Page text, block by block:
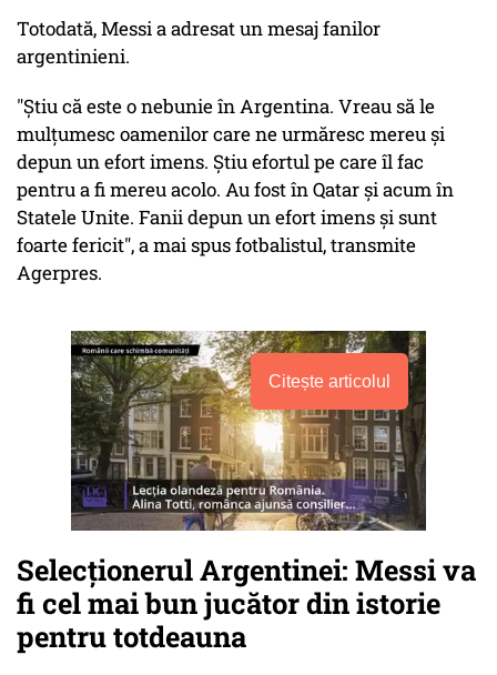
Totodată, Messi a adresat un mesaj fanilor
argentinieni.
"Ştiu că este o nebunie în Argentina. Vreau să le
mulţumesc oamenilor care ne urmăresc mereu şi
depun un efort imens. Ştiu efortul pe care îl fac
pentru a fi mereu acolo. Au fost în Qatar şi acum în
Statele Unite. Fanii depun un efort imens şi sunt
foarte fericit", a mai spus fotbalistul, transmite
Agerpres.
Citește articolul
Selecționerul Argentinei: Messi va
fi cel mai bun jucător din istorie
pentru totdeauna